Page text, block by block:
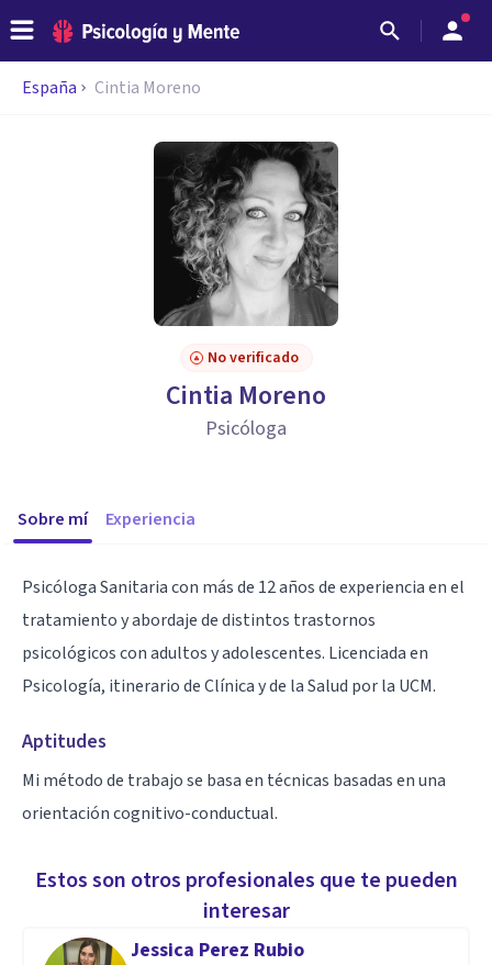
España Cintia Moreno
No verificado
Cintia Moreno
Psicóloga
Sobre mí Experiencia
Psicóloga Sanitaria con más de 12 años de experiencia en el
tratamiento y abordaje de distintos trastornos
psicológicos con adultos y adolescentes. Licenciada en
Psicología, itinerario de Clínica y de la Salud por la UCM.
Aptitudes
Mi método de trabajo se basa en técnicas basadas en una
orientación cognitivo-conductual.
Estos son otros profesionales que te pueden
interesar
Jessica Perez Rubio